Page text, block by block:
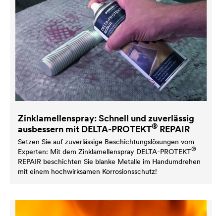
Zinklamellenspray: Schnell und zuverlässig
ausbessern mit DELTA-PROTEKT® REPAIR
Setzen Sie auf zuverlässige Beschichtungslösungen vom
Experten: Mit dem Zinklamellenspray DELTA-PROTEKT®
REPAIR beschichten Sie blanke Metalle im Handumdrehen
mit einem hochwirksamen Korrosionsschutz!